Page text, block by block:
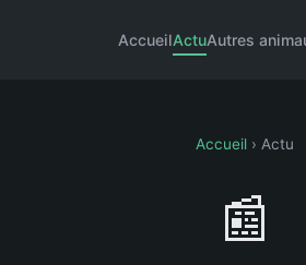
AccueilActuAutres
Accueil › Actu
📰